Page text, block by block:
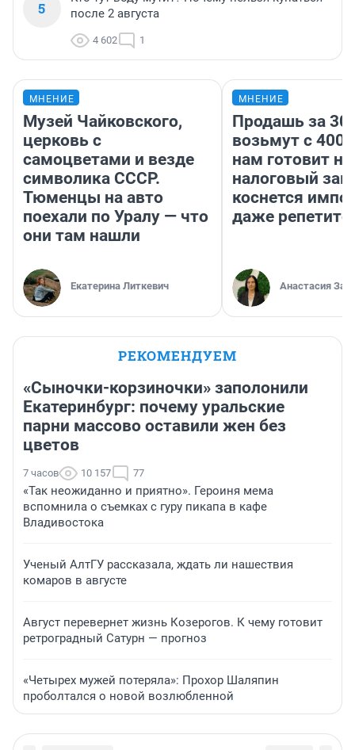
5
после 2 августа
4 602 1
МНЕНИЕ
Музей Чайковского,
церковь с
самоцветами и везде
символика СССР.
Тюменцы на авто
поехали по Уралу — что
они там нашли
Екатерина Литкевич
МНЕНИЕ
Продашь за
возьмут с
нам готовит
налоговый
коснется
даже
Анастасия
РЕКОМЕНДУЕМ
«Сыночки-корзиночки» заполонили
Екатеринбург: почему уральские
парни массово оставили жен без
цветов
7 часов 10 157 77
«Так неожиданно и приятно». Героиня мема
вспомнила о съемках с гуру пикапа в кафе
Владивостока
Ученый АлтГУ рассказала, ждать ли нашествия
комаров в августе
Август перевернет жизнь Козерогов. К чему готовит
ретроградный Сатурн — прогноз
«Четырех мужей потеряла»: Прохор Шаляпин
проболтался о новой возлюбленной